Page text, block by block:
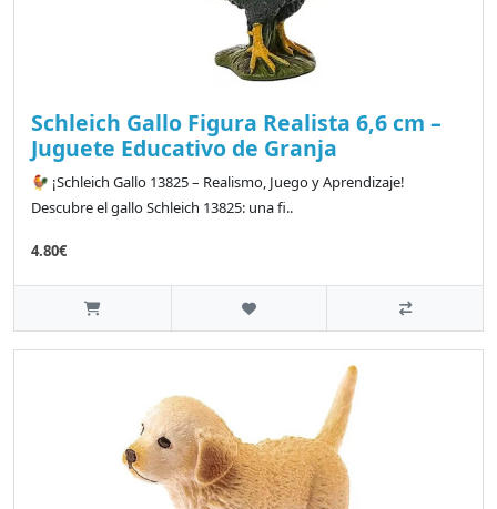
Schleich Gallo Figura Realista 6,6 cm –
Juguete Educativo de Granja
🐓 ¡Schleich Gallo 13825 – Realismo, Juego y Aprendizaje!
Descubre el gallo Schleich 13825: una fi..
4.80€